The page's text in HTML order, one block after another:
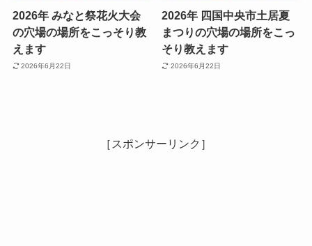
2026年 みなと祭花火大会
の穴場の場所をこっそり教
えます
2026年6月22日
2026年 四国中央市土居夏
まつりの穴場の場所をこっ
そり教えます
2026年6月22日
［スポンサーリンク］